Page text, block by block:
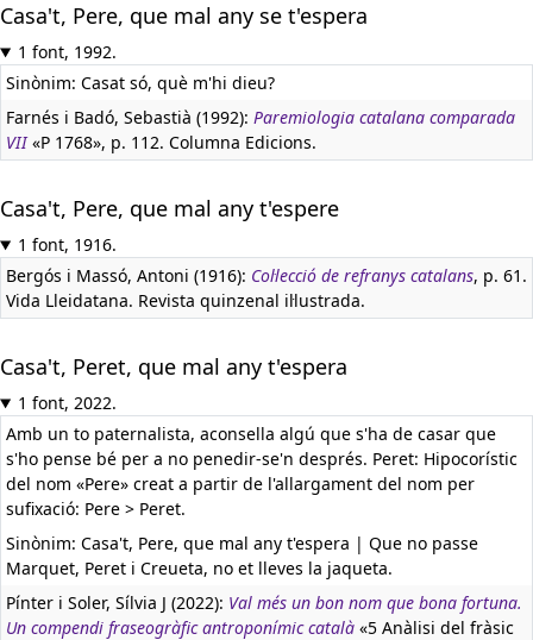
Casa't, Pere, que mal any se t'espera
1 font, 1992.
Sinònim: Casat só, què m'hi dieu?
Farnés i Badó, Sebastià (1992): Paremiologia catalana comparada
VII«P 1768», p. 112. Columna Edicions.
Casa't, Pere, que mal any t'espere
1 font, 1916.
Bergós i Massó, Antoni (1916): Col·lecció de refranys catalans, p. 61.
Vida Lleidatana. Revista quinzenal il·lustrada.
Casa't, Peret, que mal any t'espera
1 font, 2022.
Amb un to paternalista, aconsella algú que s'ha de casar que
s'ho pense bé per a no penedir-se'n després. Peret: Hipocorístic
del nom «Pere» creat a partir de l'allargament del nom per
sufixació: Pere > Peret.
Sinònim: Casa't, Pere, que mal any t'espera | Que no passe
Marquet, Peret i Creueta, no et lleves la jaqueta.
Pínter i Soler, Sílvia J (2022): Val més un bon nom que bona fortuna.
Un compendi fraseogràfic antroponímic català «5 Anàlisi del fràsic